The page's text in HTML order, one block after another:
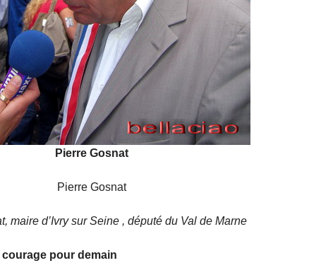
Pierre Gosnat
Pierre Gosnat
maire d’Ivry sur Seine , député du Val de Marne
pour demain